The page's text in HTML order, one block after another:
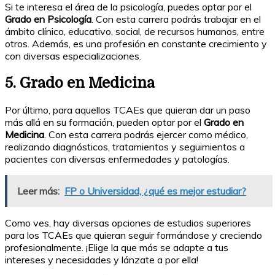
Si te interesa el área de la psicología, puedes optar por el
Grado en Psicología. Con esta carrera podrás trabajar en el
ámbito clínico, educativo, social, de recursos humanos, entre
otros. Además, es una profesión en constante crecimiento y
con diversas especializaciones.
5. Grado en Medicina
Por último, para aquellos TCAEs que quieran dar un paso
más allá en su formación, pueden optar por el Grado en
Medicina. Con esta carrera podrás ejercer como médico,
realizando diagnósticos, tratamientos y seguimientos a
pacientes con diversas enfermedades y patologías.
Leer más: FP o Universidad, ¿qué es mejor estudiar?
Como ves, hay diversas opciones de estudios superiores
para los TCAEs que quieran seguir formándose y creciendo
profesionalmente. ¡Elige la que más se adapte a tus
intereses y necesidades y lánzate a por ella!